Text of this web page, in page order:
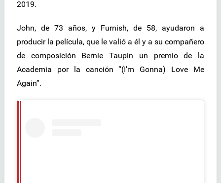
2019.
John, de 73 años, y Furnish, de 58, ayudaron a
producir la película, que le valió a él y a su compañero
de composición Bernie Taupin un premio de la
Academia por la canción “(I’m Gonna) Love Me
Again”.